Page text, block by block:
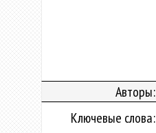
Авторы:
Ключевые слова: